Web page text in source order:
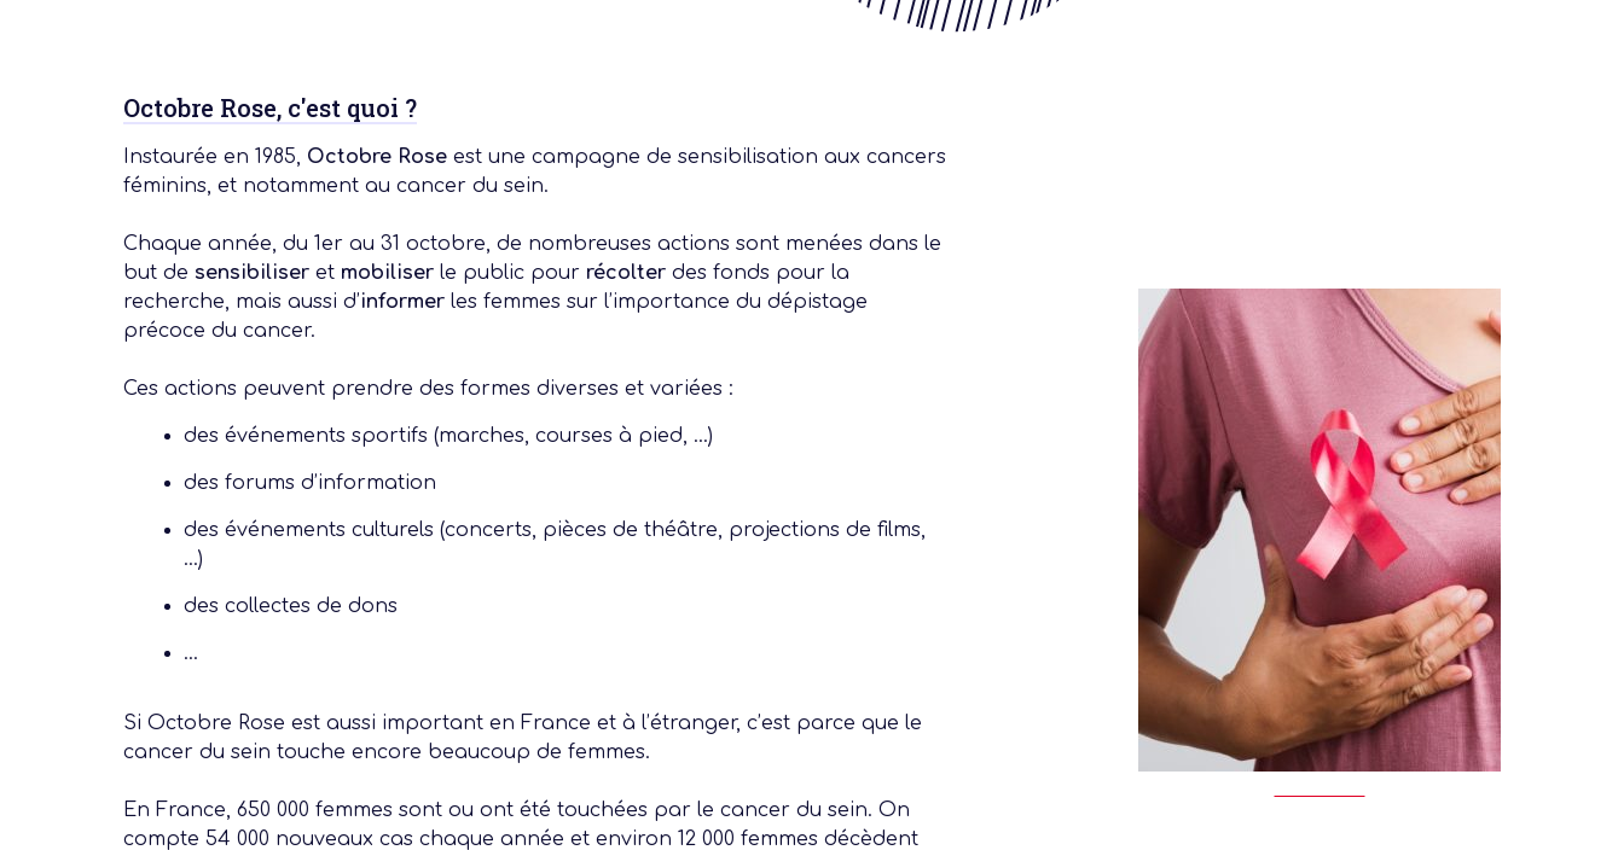
Octobre Rose, c'est quoi ?
Instaurée en 1985, Octobre Rose est une campagne de sensibilisation aux cancers
féminins, et notamment au cancer du sein.
Chaque année, du 1er au 31 octobre, de nombreuses actions sont menées dans le
but de sensibiliser et mobiliser le public pour récolter des fonds pour la
recherche, mais aussi d’informer les femmes sur l’importance du dépistage
précoce du cancer.
Ces actions peuvent prendre des formes diverses et variées :
des événements sportifs (marches, courses à pied, …)
des forums d’information
des événements culturels (concerts, pièces de théâtre, projections de films,
…)
des collectes de dons
…
Si Octobre Rose est aussi important en France et à l’étranger, c’est parce que le
cancer du sein touche encore beaucoup de femmes.
En France, 650 000 femmes sont ou ont été touchées par le cancer du sein. On
compte 54 000 nouveaux cas chaque année et environ 12 000 femmes décèdent